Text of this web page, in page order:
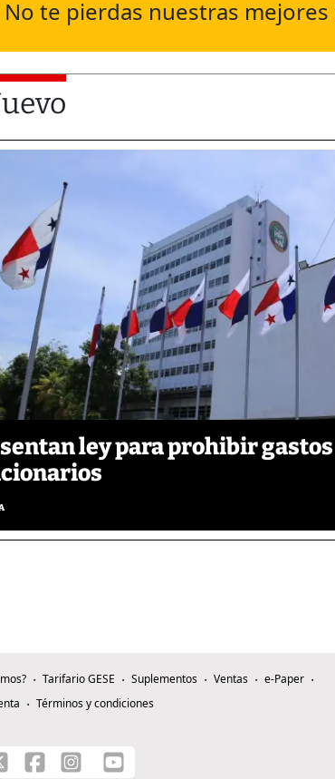
No te pierdas nuestras
ley para prohibir
Tarifario GESE Suplementos Ventas
e-Paper
Términos y condiciones